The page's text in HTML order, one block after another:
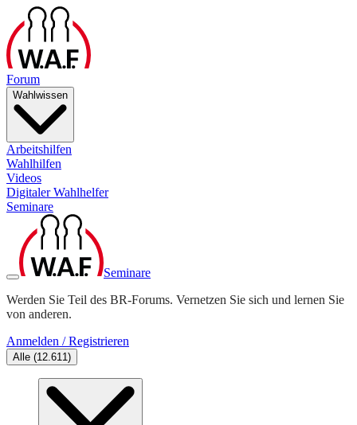
Forum
Wahlwissen
Arbeitshilfen
Wahlhilfen
Videos
Digitaler Wahlhelfer
Seminare
Seminare
Werden Sie Teil des BR-Forums. Vernetzen Sie sich und lernen Sie
von anderen.
Anmelden / Registrieren
Alle (12.611)